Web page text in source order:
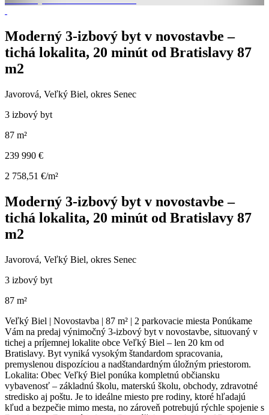
Moderný 3-izbový byt v novostavbe –
tichá lokalita, 20 minút od Bratislavy 87
m2
Javorová, Veľký Biel, okres Senec
3 izbový byt
87 m²
239 990 €
2 758,51 €/m²
Moderný 3-izbový byt v novostavbe –
tichá lokalita, 20 minút od Bratislavy 87
m2
Javorová, Veľký Biel, okres Senec
3 izbový byt
87 m²
Veľký Biel | Novostavba | 87 m² | 2 parkovacie miesta Ponúkame
Vám na predaj výnimočný 3-izbový byt v novostavbe, situovaný v
tichej a príjemnej lokalite obce Veľký Biel – len 20 km od
Bratislavy. Byt vyniká vysokým štandardom spracovania,
premyslenou dispozíciou a nadštandardným úložným priestorom.
Lokalita: Obec Veľký Biel ponúka kompletnú občiansku
vybavenosť – základnú školu, materskú školu, obchody, zdravotné
stredisko aj poštu. Je to ideálne miesto pre rodiny, ktoré hľadajú
kľud a bezpečie mimo mesta, no zároveň potrebujú rýchle spojenie s